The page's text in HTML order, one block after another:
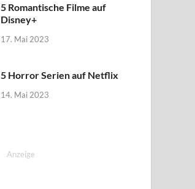
5 Romantische Filme auf
Disney+
17. Mai 2023
5 Horror Serien auf Netflix
14. Mai 2023
Anzeige